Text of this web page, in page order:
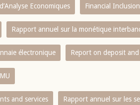
Economiques Financial
Rapport annuel sur la monétique
électronique Report on deposit
and services Rapport annuel sur les